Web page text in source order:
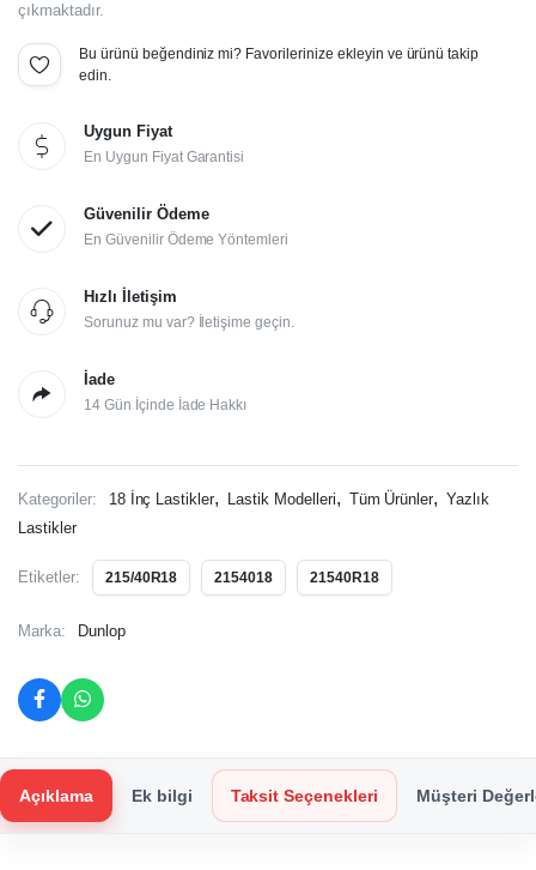
çıkmaktadır.
Bu ürünü beğendiniz mi? Favorilerinize ekleyin ve ürünü takip
edin.
Uygun Fiyat
En Uygun Fiyat Garantisi
Güvenilir Ödeme
En Güvenilir Ödeme Yöntemleri
Hızlı İletişim
Sorunuz mu var? İletişime geçin.
İade
14 Gün İçinde İade Hakkı
Kategoriler: 18 İnç Lastikler, Lastik Modelleri, Tüm Ürünler, Yazlık
Lastikler
Etiketler: 215/40R18 2154018 21540R18
Marka: Dunlop
Açıklama Ek bilgi Taksit Seçenekleri Müşteri